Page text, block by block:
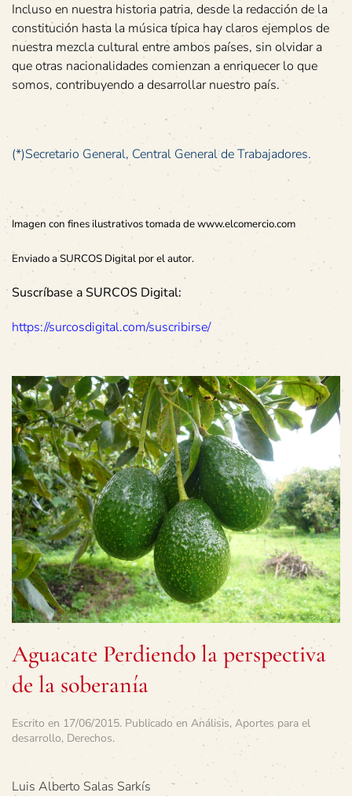
Incluso en nuestra historia patria, desde la redacción de la
constitución hasta la música típica hay claros ejemplos de
nuestra mezcla cultural entre ambos países, sin olvidar a
que otras nacionalidades comienzan a enriquecer lo que
somos, contribuyendo a desarrollar nuestro país.
(*)Secretario General, Central General de Trabajadores.
Imagen con fines ilustrativos tomada de www.elcomercio.com
Enviado a SURCOS Digital por el autor.
Suscríbase a SURCOS Digital:
https://surcosdigital.com/suscribirse/
Aguacate Perdiendo la perspectiva
de la soberanía
Escrito en 17/06/2015. Publicado en Análisis, Aportes para el
desarrollo, Derechos.
Luis Alberto Salas Sarkís